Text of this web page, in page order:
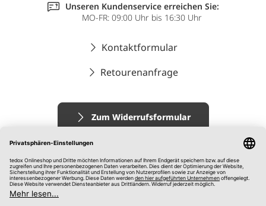
Unseren Kundenservice erreichen Sie:
MO-FR: 09:00 Uhr bis 16:30 Uhr
Kontaktformular
Retourenanfrage
Zum Widerrufsformular
Impressum
AGB